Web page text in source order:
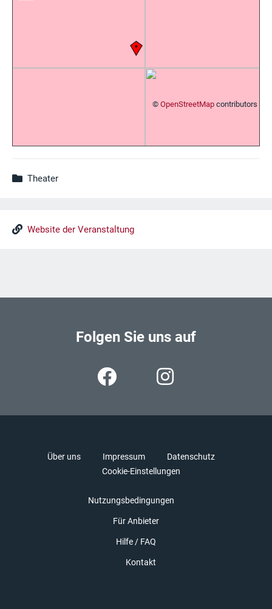
© OpenStreetMap contributors
Theater
Website der Veranstaltung
Folgen Sie uns auf
Über uns Impressum
Datenschutz
Cookie-Einstellungen
Nutzungsbedingungen
Für Anbieter
Hilfe / FAQ
Kontakt